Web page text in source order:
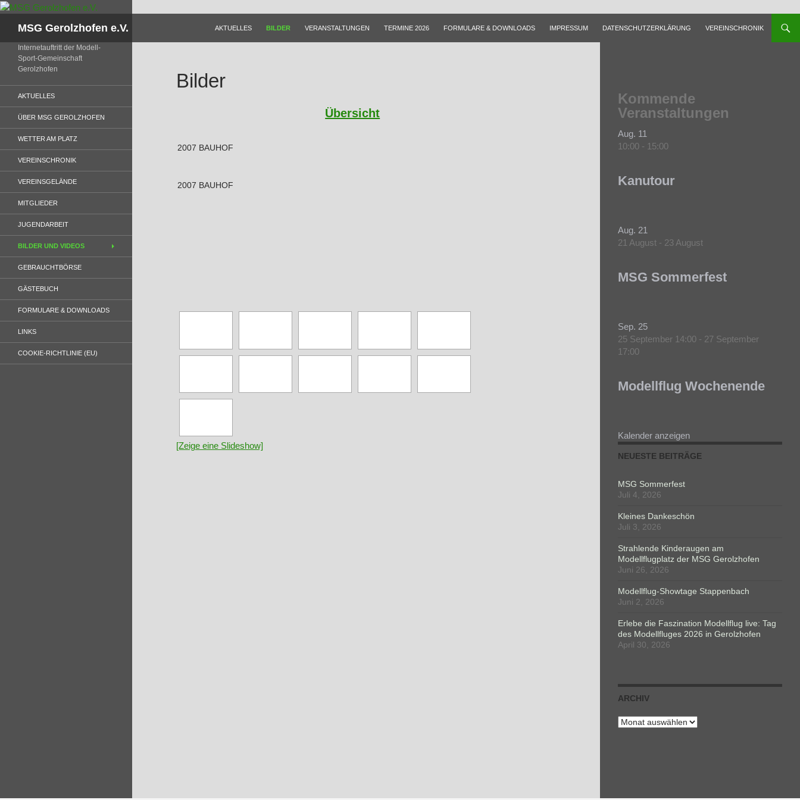
Zum
springenMSG Gerolzhofen e.V. AKTUELLES BILDER VERANSTALTUNGEN TERMINE 2026 FORMULARE & DOWNLOADS IMPRESSUM DATENSCHUTZERKLÄRUNG VEREINSCHRONIK
Bilder
Übersicht
2007 BAUHOF
2007 BAUHOF
[Zeige eine Slideshow]
Kommende
Veranstaltungen
Aug. 11
10:00 - 15:00
Kanutour
Aug. 21
21 August - 23 August
MSG Sommerfest
Sep. 25
25 September 14:00 - 27 September
17:00
Modellflug Wochenende
Kalender anzeigen
NEUESTE BEITRÄGE
MSG Sommerfest
Juli 4, 2026
Kleines Dankeschön
Juli 3, 2026
Strahlende Kinderaugen am
Modellflugplatz der MSG Gerolzhofen
Juni 26, 2026
Modellflug-Showtage Stappenbach
Juni 2, 2026
Erlebe die Faszination Modellflug live: Tag
des Modellfluges 2026 in Gerolzhofen
April 30, 2026
ARCHIV
Archiv
Internetauftritt der Modell-
Sport-Gemeinschaft
Gerolzhofen
AKTUELLES
ÜBER MSG GEROLZHOFEN
WETTER AM PLATZ
VEREINSCHRONIK
VEREINSGELÄNDE
MITGLIEDER
JUGENDARBEIT
BILDER UND VIDEOS
GEBRAUCHTBÖRSE
GÄSTEBUCH
FORMULARE & DOWNLOADS
LINKS
COOKIE-RICHTLINIE (EU)